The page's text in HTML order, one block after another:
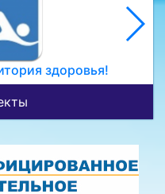
здоровья!